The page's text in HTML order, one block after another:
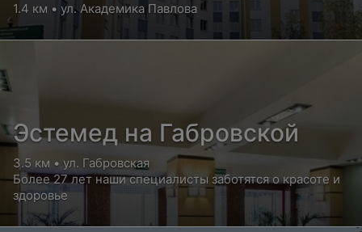
1.4 км • ул. Академика Павлова
Эстемед на Габровской
3.5 км • ул. Габровская
Более 27 лет наши специалисты заботятся о красоте и
здоровье